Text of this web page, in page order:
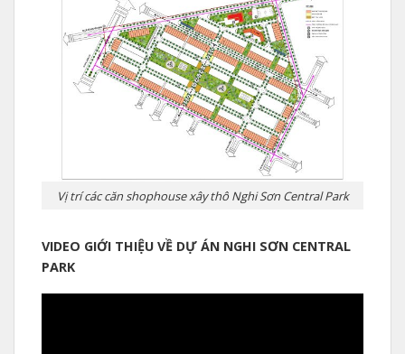
Vị trí các căn shophouse xây thô Nghi Sơn Central Park
VIDEO GIỚI THIỆU VỀ DỰ ÁN NGHI SƠN CENTRAL
PARK